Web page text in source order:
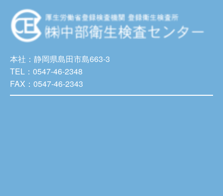
本社：静岡県島田市島663-3
TEL：0547-46-2348
FAX：0547-46-2343